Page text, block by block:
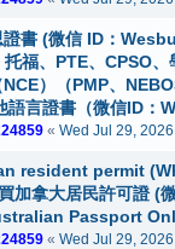
書 (微信 ID：
托福、PTE、CPSO
）（PMP、
語言證書（微信ID：
« Wed Jul 29,
resident permit
加拿大居民許可證 (
Passport
« Wed Jul 29,